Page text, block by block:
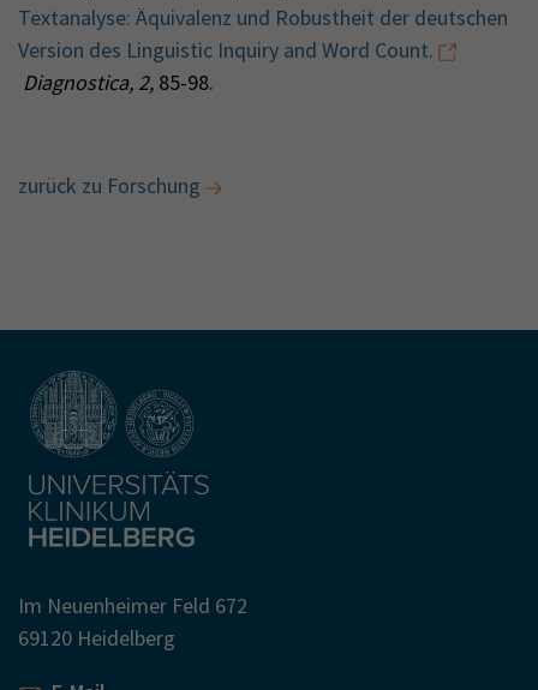
Textanalyse: Äquivalenz und Robustheit der deutschen
Version des Linguistic Inquiry and Word Count.
Diagnostica, 2, 85-98.
zurück zu Forschung
Im Neuenheimer Feld 672
69120 Heidelberg